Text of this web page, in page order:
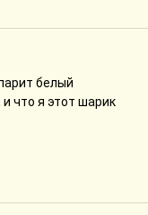
белый
что я этот шарик